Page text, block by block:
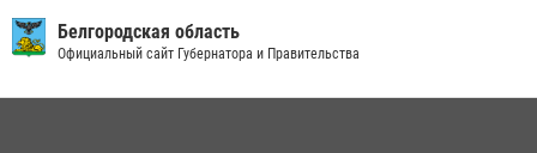
подготовке спецподразделения в эфире радио «России - Белгород»
22 июля 2026, 14:36
Белгородская область
Официальный сайт Губернатора и Правительства